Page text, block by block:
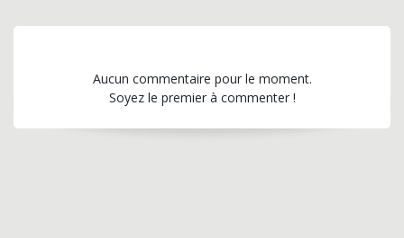
Aucun commentaire pour le moment.
Soyez le premier à commenter !